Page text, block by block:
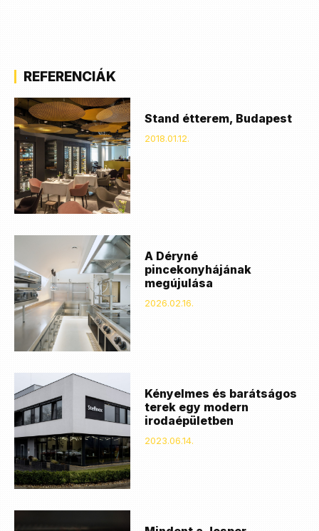
REFERENCIÁK
Stand étterem, Budapest
2018.01.12.
A Déryné
pincekonyhájának
megújulása
2026.02.16.
Kényelmes és barátságos
terek egy modern
irodaépületben
2023.06.14.